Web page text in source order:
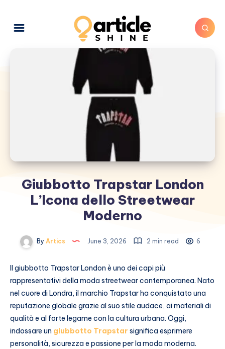
Giubbotto Trapstar London
L’Icona dello Streetwear
Moderno
By Artics June 3, 2026 2 min read 6
Il giubbotto Trapstar London è uno dei capi più
rappresentativi della moda streetwear contemporanea. Nato
nel cuore di Londra, il marchio Trapstar ha conquistato una
reputazione globale grazie al suo stile audace, ai materiali di
qualità e al forte legame con la cultura urbana. Oggi,
indossare un giubbotto Trapstar significa esprimere
personalità, sicurezza e passione per la moda moderna.